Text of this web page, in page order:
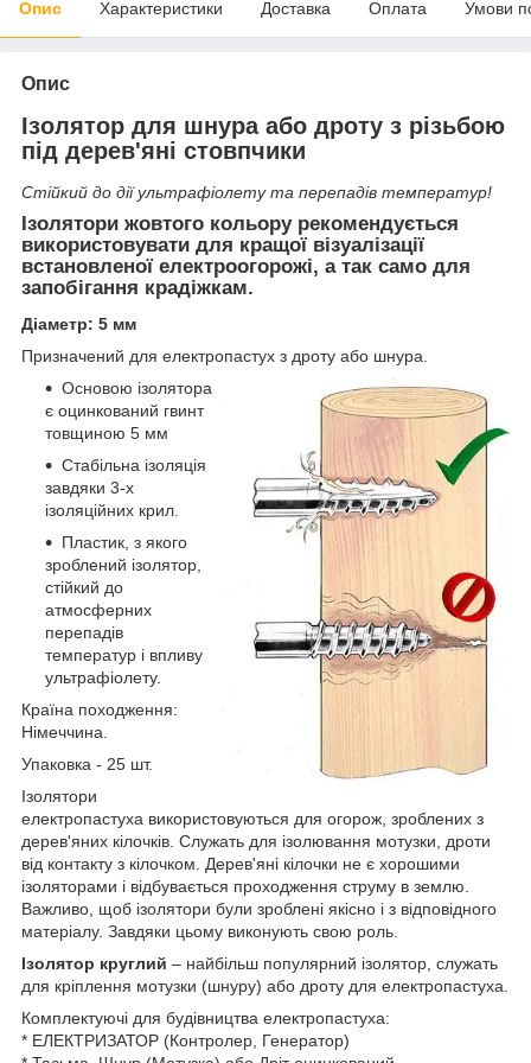
Опис Характеристики Доставка Оплата Умови
Опис
Ізолятор для шнура або дроту з різьбою
під дерев'яні стовпчики
Стійкий до дії ультрафіолету та перепадів температур!
Ізолятори жовтого кольору рекомендується
використовувати для кращої візуалізації
встановленої електроогорожі, а так само для
запобігання крадіжкам.
Діаметр: 5 мм
Призначений для електропастух з дроту або шнура.
Основою ізолятора
є оцинкований гвинт
товщиною 5 мм
Стабільна ізоляція
завдяки 3-х
ізоляційних крил.
Пластик, з якого
зроблений ізолятор,
стійкий до
атмосферних
перепадів
температур і впливу
ультрафіолету.
Країна походження:
Німеччина.
Упаковка - 25 шт.
Ізолятори
електропастуха використовуються для огорож, зроблених з
дерев'яних кілочків. Служать для ізолювання мотузки, дроти
від контакту з кілочком. Дерев'яні кілочки не є хорошими
ізоляторами і відбувається проходження струму в землю.
Важливо, щоб ізолятори були зроблені якісно і з відповідного
матеріалу. Завдяки цьому виконують свою роль.
Ізолятор круглий – найбільш популярний ізолятор, служать
для кріплення мотузки (шнуру) або дроту для електропастуха.
Комплектуючі для будівництва електропастуха:
* ЕЛЕКТРИЗАТОР (Контролер, Генератор)